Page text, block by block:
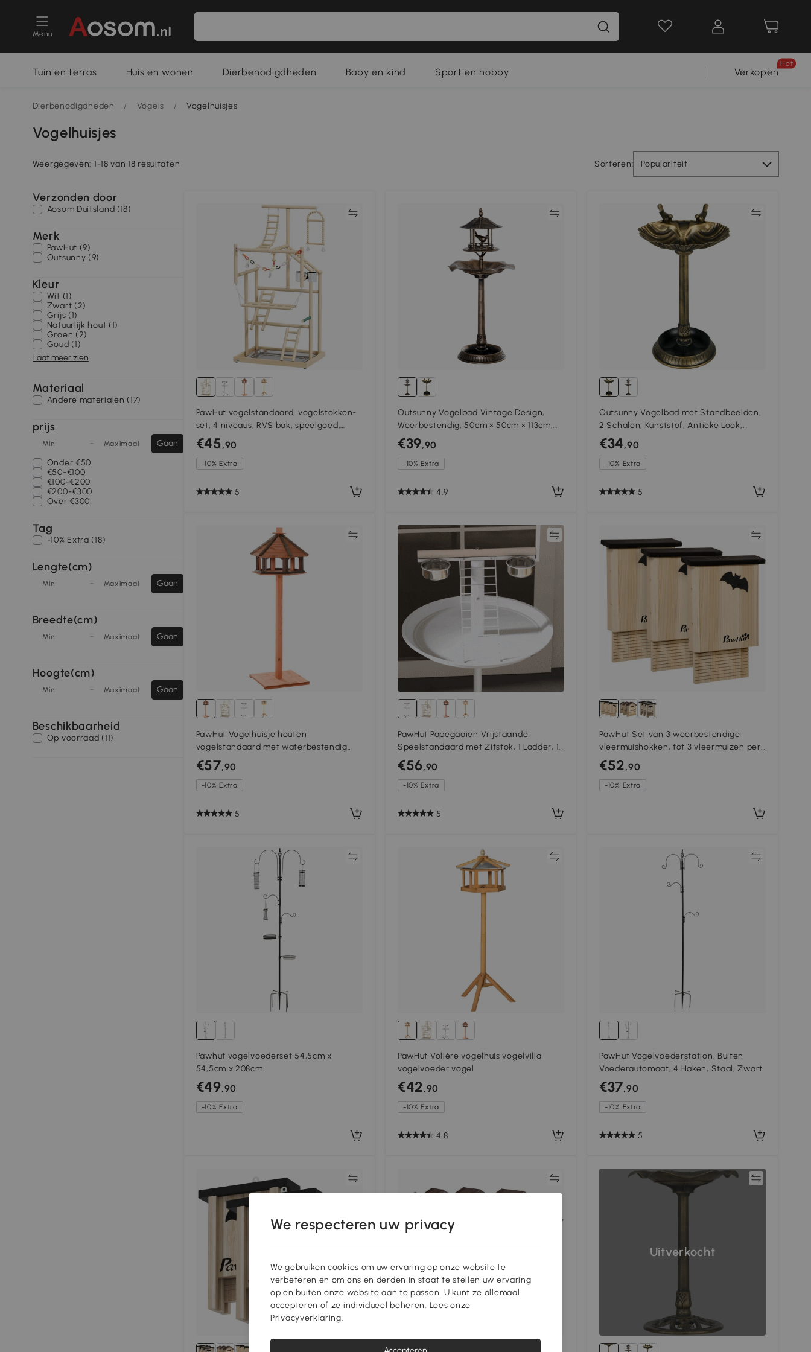
Menu
Tuin en terras Huis en wonen Dierbenodigdheden Baby en kind Sport en hobby Verkopen
Hot
Dierbenodigdheden / Vogels / Vogelhuisjes
Vogelhuisjes
Weergegeven: 1-18 van 18 resultaten Sorteren: Populariteit
Verzonden door
Aosom Duitsland (18)
Merk
PawHut (9)
Outsunny (9)
Kleur
Wit (1)
Zwart (2)
Grijs (1)
Natuurlijk hout (1)
Groen (2)
Goud (1)
Laat meer zien
Materiaal
Andere materialen (17)
prijs
Min - Maximaal
Gaan
Onder €50
€50-€100
€100-€200
€200-€300
Over€300
Tag
-10% Extra (18)
Lengte(cm)
Min - Maximaal Gaan
Breedte(cm)
Min - Maximaal Gaan
Hoogte(cm)
Min - Maximaal Gaan
Beschikbaarheid
Op voorraad (11)
Vergelijk
PawHut vogelstandaard, vogelstokken-
set, 4 niveaus, RVS bak, speelgoed,
natuurhout
€45,90
-10% Extra
5
Outsunny Vogelbad Vintage Design,
Weerbestendig, 50cm × 50cm × 113cm,
Messing
€39,90
-10% Extra
4.9
Outsunny Vogelbad met Standbeelden,
2 Schalen, Kunststof, Antieke Look,
49,5L x 38B x 81H cm, Bronskleurig
€34,90
-10% Extra
5
PawHut Vogelhuisje houten
vogelstandaard met waterbestendig
dak vogelvoederhuis
€57,90
-10% Extra
5
PawHut Papegaaien Vrijstaande
Speelstandaard met Zitstok, 1 Ladder, 1
Schommel, Voerschalen, 60 x 60 x 138
cm, Wit + Natuur
€56,90
-10% Extra
5
PawHut Set van 3 weerbestendige
vleermuishokken, tot 3 vleermuizen per
huis, behandeld dennenhout, natuurlijk+
zwart
€52,90
-10% Extra
Pawhut vogelvoederset 54,5cm x
54,5cm x 208cm
€49,90
-10% Extra
PawHut Volière vogelhuis vogelvilla
vogelvoeder vogel
€42,90
-10% Extra
4.8
PawHut Vogelvoederstation, Buiten
Voederautomaat, 4 Haken, Staal, Zwart
€37,90
-10% Extra
5
Uitverkocht
Vergelijk
We respecteren uw privacy
We gebruiken cookies om uw ervaring op onze website te
verbeteren en om ons en derden in staat te stellen uw ervaring
op en buiten onze website aan te passen. U kunt ze allemaal
accepteren of ze individueel beheren. Lees onze
Privacyverklaring.